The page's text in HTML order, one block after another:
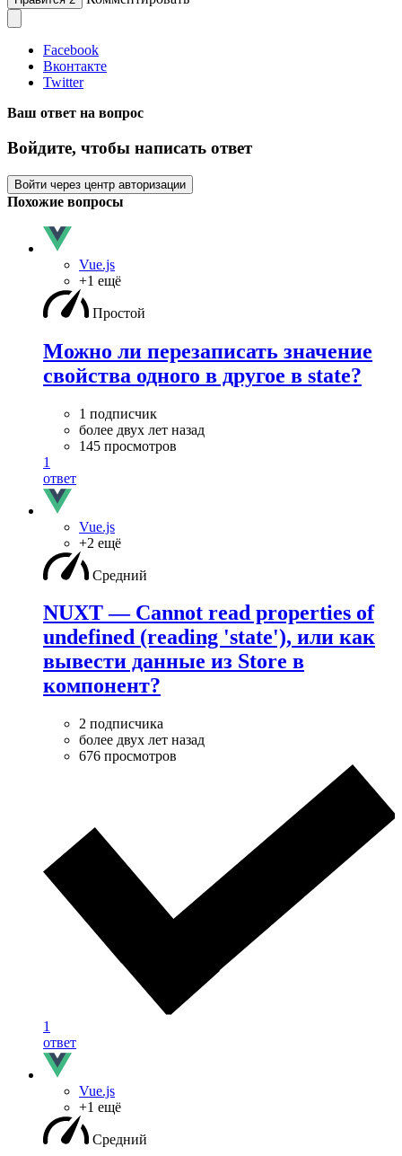
Facebook
Вконтакте
Twitter
Ваш ответ на вопрос
Войдите, чтобы написать ответ
Войти через центр авторизации
Похожие вопросы
Vue.js
+1 ещё
Простой
Можно ли перезаписать значение
свойства одного в другое в state?
1 подписчик
более двух лет назад
145 просмотров
1
ответ
Vue.js
+2 ещё
Средний
NUXT — Cannot read properties of
undefined (reading 'state'), или как
вывести данные из Store в
компонент?
2 подписчика
более двух лет назад
676 просмотров
1
ответ
Vue.js
+1 ещё
Средний